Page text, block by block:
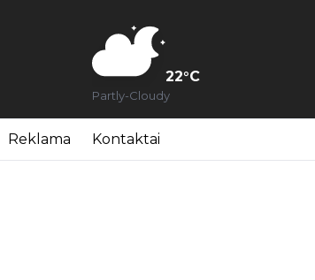
22°C
Partly-Cloudy
Reklama Kontaktai